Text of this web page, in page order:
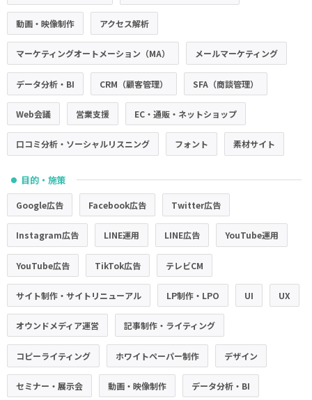
動画・映像制作 アクセス解析
マーケティングオートメーション（MA） メールマーケティング
データ分析・BI CRM（顧客管理） SFA（商談管理）
Web会議 営業支援 EC・通販・ネットショップ
口コミ分析・ソーシャルリスニング フォント 素材サイト
● 目的・施策
Google広告 Facebook広告 Twitter広告
Instagram広告 LINE運用 LINE広告 YouTube運用
YouTube広告 TikTok広告 テレビCM
サイト制作・サイトリニューアル LP制作・LPO UI UX
オウンドメディア運営 記事制作・ライティング
コピーライティング ホワイトペーパー制作 デザイン
セミナー・展示会 動画・映像制作 データ分析・BI